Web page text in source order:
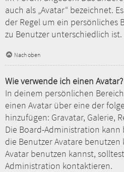
auch als „Avatar“ bezeichnet.
der Regel um ein persönliches
zu Benutzer unterschiedlich ist.
Nach oben
Wie verwende ich einen Avatar?
In deinem persönlichen
einen Avatar über eine der
hinzufügen: Gravatar, Galerie,
Die Board-Administration
die Benutzer Avatare
Avatar benutzen kannst,
Administration kontaktieren.